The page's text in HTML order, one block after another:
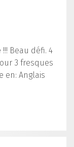
Beau défi. 4
3 fresques
en: Anglais